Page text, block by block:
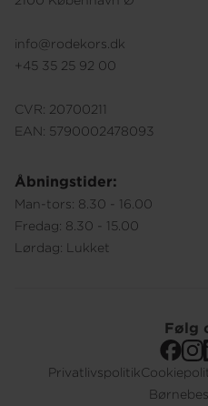
info@rodekors.dk
+45 35 25 92 00
CVR: 20700211
EAN: 5790002478093
Åbningstider:
Man-tors: 8.30 - 16.00
Fredag: 8.30 - 15.00
Lørdag: Lukket
Privatlivspolitik
Følg